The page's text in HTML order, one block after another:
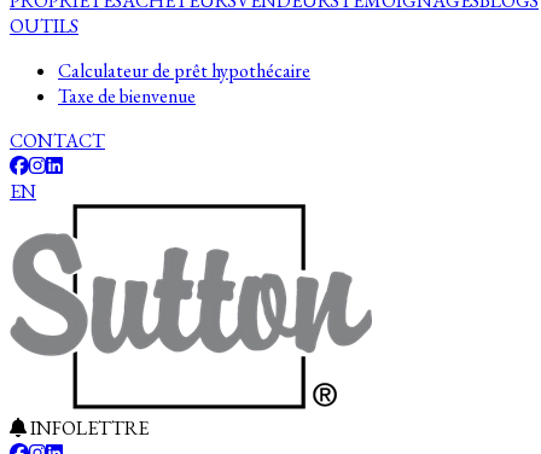
OUTILS
Calculateur de prêt hypothécaire
Taxe de bienvenue
CONTACT
EN
INFOLETTRE